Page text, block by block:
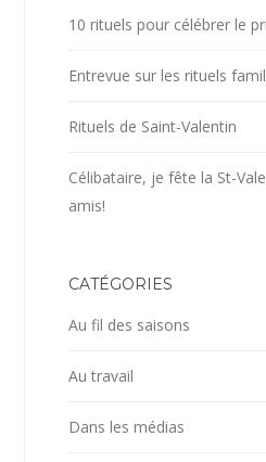
10 rituels pour célébrer le
Entrevue sur les rituels
Rituels de Saint-Valentin
Célibataire, je fête la St-
amis!
CATÉGORIES
Au fil des saisons
Au travail
Dans les médias